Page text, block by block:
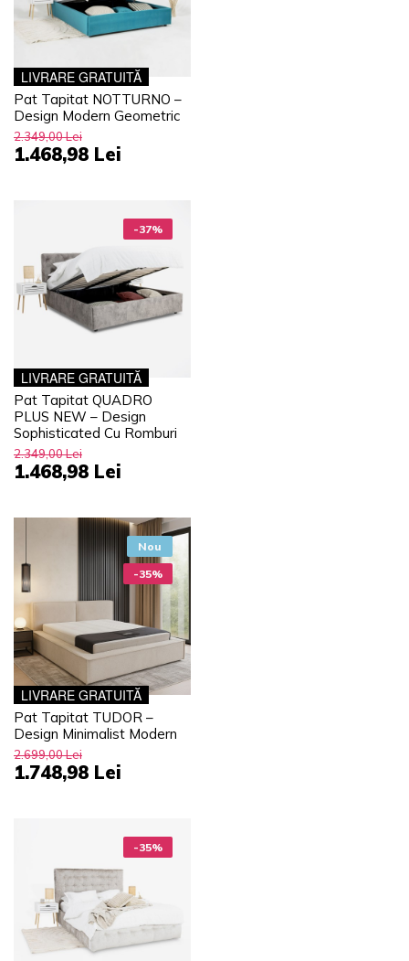
Pat Tapitat NOTTURNO –
Design Modern Geometric
1.468,98 Lei
2.349,00 Lei
LIVRARE GRATUITĂ
-37%
Pat Tapitat QUADRO
PLUS NEW – Design
Sophisticated Cu Romburi
1.468,98 Lei
2.349,00 Lei
LIVRARE GRATUITĂ
Nou
-35%
Pat Tapitat TUDOR –
Design Minimalist Modern
1.748,98 Lei
2.699,00 Lei
LIVRARE GRATUITĂ
-35%